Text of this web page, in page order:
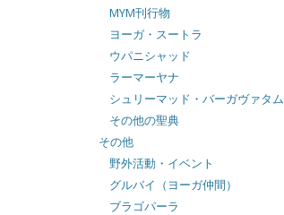
MYM刊行物
ヨーガ・スートラ
ウパニシャッド
ラーマーヤナ
シュリーマッド・バーガヴァタム
その他の聖典
その他
野外活動・イベント
グルバイ（ヨーガ仲間）
ブラゴパーラ